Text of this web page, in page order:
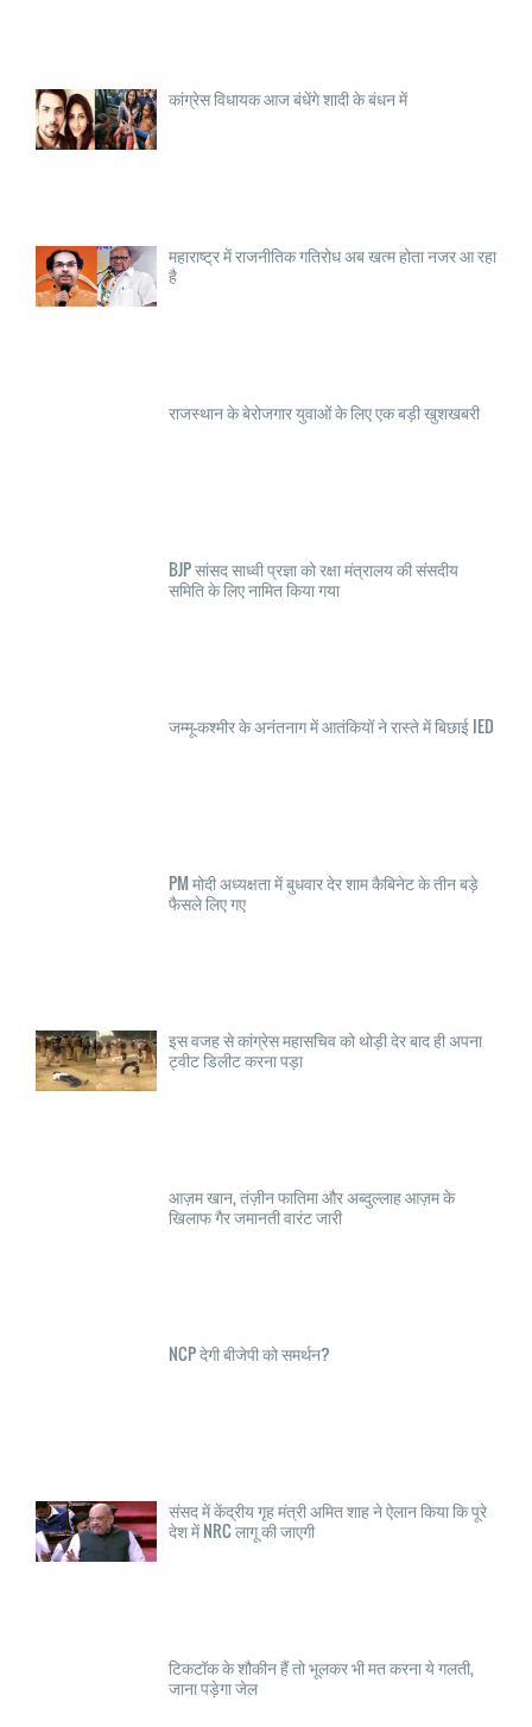
कांग्रेस विधायक आज बंधेंगे शादी के बंधन में
महाराष्ट्र में राजनीतिक गतिरोध अब खत्म होता नजर आ रहा
है
राजस्थान के बेरोजगार युवाओं के लिए एक बड़ी खुशखबरी
BJP सांसद साध्वी प्रज्ञा को रक्षा मंत्रालय की संसदीय
समिति के लिए नामित किया गया
जम्मू-कश्मीर के अनंतनाग में आतंकियों ने रास्ते में बिछाई IED
PM मोदी अध्यक्षता में बुधवार देर शाम कैबिनेट के तीन बड़े
फैसले लिए गए
इस वजह से कांग्रेस महासचिव को थोड़ी देर बाद ही अपना
ट्वीट डिलीट करना पड़ा
आज़म खान, तंज़ीन फातिमा और अब्दुल्लाह आज़म के
खिलाफ गैर जमानती वारंट जारी
NCP देगी बीजेपी को समर्थन?
संसद में केंद्रीय गृह मंत्री अमित शाह ने ऐलान किया कि पूरे
देश में NRC लागू की जाएगी
टिकटॉक के शौकीन हैं तो भूलकर भी मत करना ये गलती,
जाना पड़ेगा जेल